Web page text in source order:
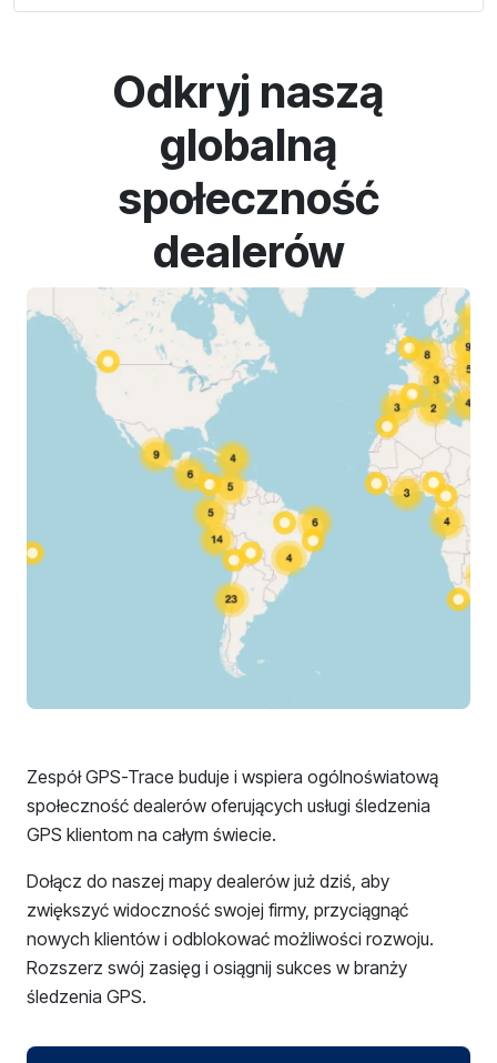
Odkryj naszą
globalną
społeczność
dealerów
Zespół GPS-Trace buduje i wspiera ogólnoświatową
społeczność dealerów oferujących usługi śledzenia
GPS klientom na całym świecie.
Dołącz do naszej mapy dealerów już dziś, aby
zwiększyć widoczność swojej firmy, przyciągnąć
nowych klientów i odblokować możliwości rozwoju.
Rozszerz swój zasięg i osiągnij sukces w branży
śledzenia GPS.